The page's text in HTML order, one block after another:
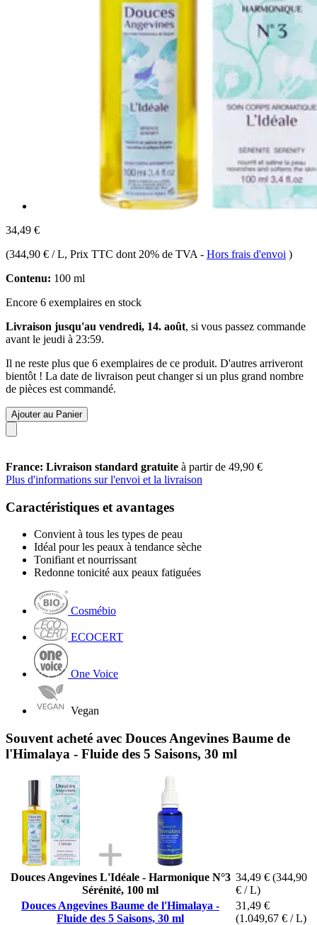
34,49 €
(344,90 € / L, Prix TTC dont 20% de TVA - Hors frais d'envoi )
Contenu: 100 ml
Encore 6 exemplaires en stock
Livraison jusqu'au vendredi, 14. août, si vous passez commande
avant le jeudi à 23:59.
Il ne reste plus que 6 exemplaires de ce produit. D'autres arriveront
bientôt ! La date de livraison peut changer si un plus grand nombre
de pièces est commandé.
Ajouter au Panier
France: Livraison standard gratuite à partir de 49,90 €
Plus d'informations sur l'envoi et la livraison
Caractéristiques et avantages
Convient à tous les types de peau
Idéal pour les peaux à tendance sèche
Tonifiant et nourrissant
Redonne tonicité aux peaux fatiguées
Cosmébio
ECOCERT
One Voice
Vegan
Souvent acheté avec Douces Angevines Baume de
l'Himalaya - Fluide des 5 Saisons, 30 ml
Douces Angevines L'Idéale - Harmonique N°3
Sérénité, 100 ml
34,49 € (344,90
€ / L)
Douces Angevines Baume de l'Himalaya -
Fluide des 5 Saisons, 30 ml
31,49 €
(1.049,67 € / L)